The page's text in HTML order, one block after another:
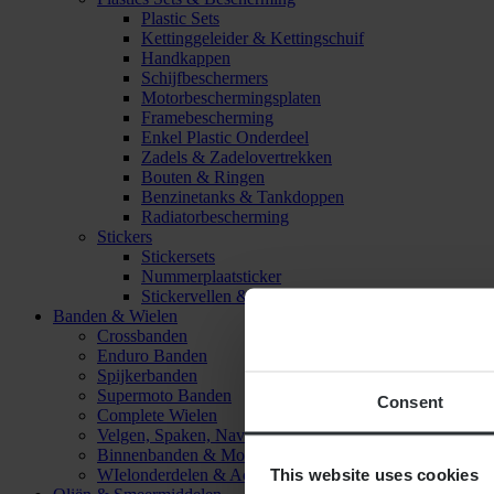
Consent
This website uses cookies
Plastic Sets
Kettinggeleider & Kettingschuif
Handkappen
Schijfbeschermers
Motorbeschermingsplaten
Framebescherming
Enkel Plastic Onderdeel
Zadels & Zadelovertrekken
Bouten & Ringen
Benzinetanks & Tankdoppen
Radiatorbescherming
Stickers
Stickersets
Nummerplaatsticker
Stickervellen & Stickers
Banden & Wielen
Crossbanden
Enduro Banden
Spijkerbanden
Supermoto Banden
Complete Wielen
Velgen, Spaken, Naven & Lagers
Binnenbanden & Mousses
WIelonderdelen & Accessoires